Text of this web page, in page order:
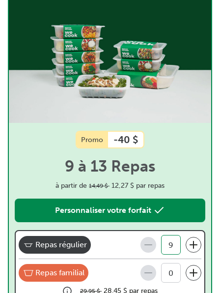
Promo -40 $
9 à 13 Repas
à partir de 14,49 $ 12,27 $ par repas
Personnaliser votre forfait
Repas régulier
Repas familial
29,95 $ 28,45 $ par repas